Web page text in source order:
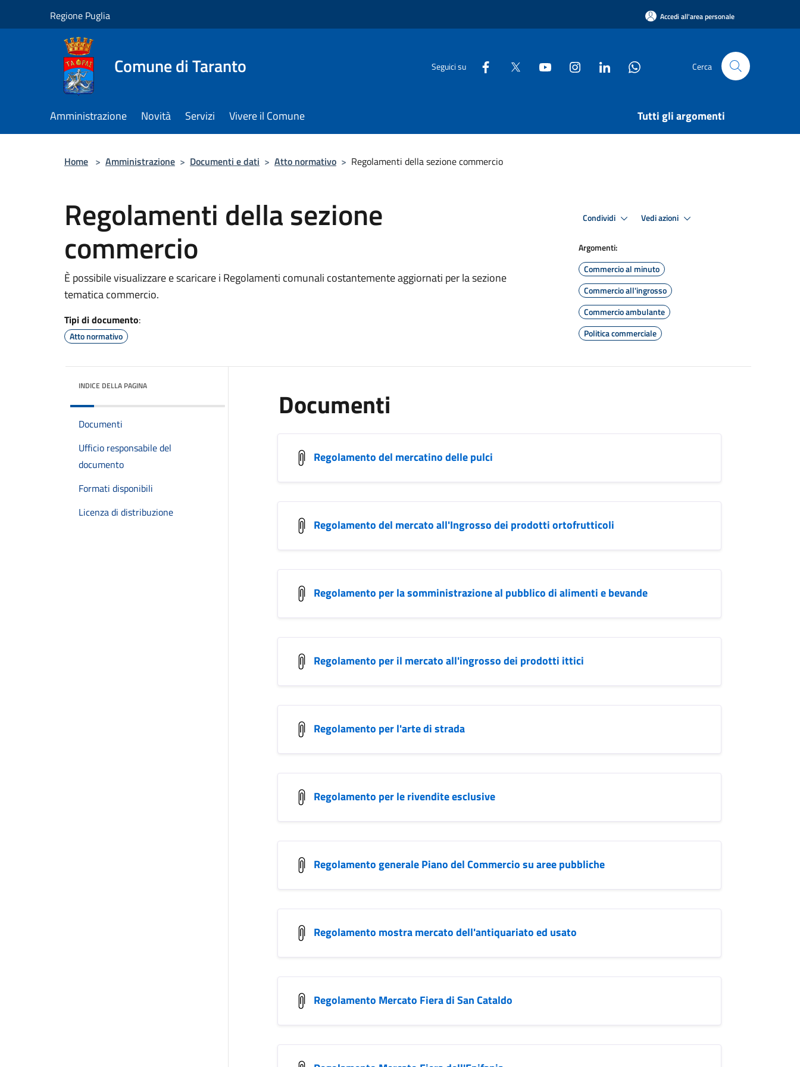
Regione Puglia Accedi all'area personale
Comune di Taranto Seguici su Cerca
Amministrazione Novità Servizi Vivere il Comune Tutti gli argomenti
Home > Amministrazione > Documenti e dati > Atto normativo > Regolamenti della sezione commercio
Regolamenti della sezione
commercio
È possibile visualizzare e scaricare i Regolamenti comunali costantemente aggiornati per la sezione
tematica commercio.
Tipi di documento:
Atto normativo
Condividi Vedi azioni
Argomenti:
Commercio al minuto
Commercio all'ingrosso
Commercio ambulante
Politica commerciale
INDICE DELLA PAGINA
Documenti
Ufficio responsabile del
documento
Formati disponibili
Licenza di distribuzione
Documenti
Regolamento del mercatino delle pulci
Regolamento del mercato all'Ingrosso dei prodotti ortofrutticoli
Regolamento per la somministrazione al pubblico di alimenti e bevande
Regolamento per il mercato all'ingrosso dei prodotti ittici
Regolamento per l'arte di strada
Regolamento per le rivendite esclusive
Regolamento generale Piano del Commercio su aree pubbliche
Regolamento mostra mercato dell'antiquariato ed usato
Regolamento Mercato Fiera di San Cataldo